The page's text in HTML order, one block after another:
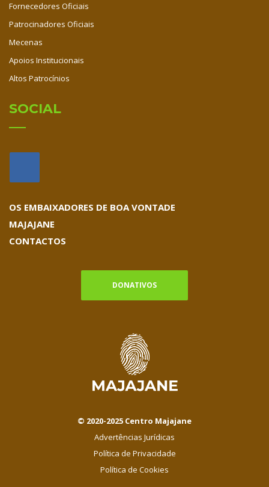
Fornecedores Oficiais
Patrocinadores Oficiais
Mecenas
Apoios Institucionais
Altos Patrocínios
SOCIAL
OS EMBAIXADORES DE BOA VONTADE
MAJAJANE
CONTACTOS
DONATIVOS
© 2020-2025 Centro Majajane
Advertências Jurídicas
Política de Privacidade
Política de Cookies